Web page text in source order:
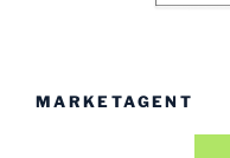
MARKETAGENT